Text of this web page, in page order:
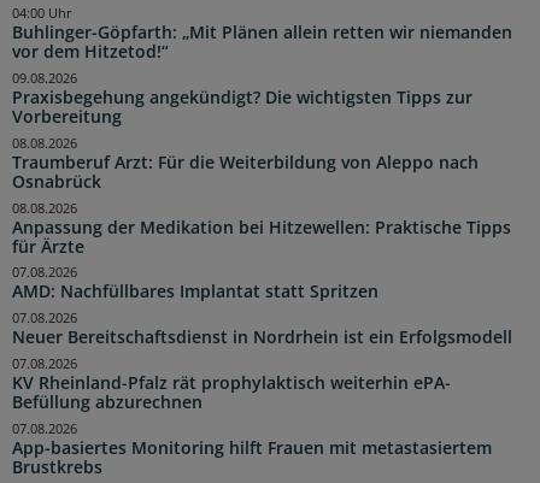
Buhlinger-Göpfarth: „Mit Plänen allein retten wir niemanden
vor dem Hitzetod!“
04:00 Uhr
Praxisbegehung angekündigt? Die wichtigsten Tipps zur
Vorbereitung
09.08.2026
Traumberuf Arzt: Für die Weiterbildung von Aleppo nach
Osnabrück
08.08.2026
Anpassung der Medikation bei Hitzewellen: Praktische Tipps
für Ärzte
08.08.2026
AMD: Nachfüllbares Implantat statt Spritzen
07.08.2026
Neuer Bereitschaftsdienst in Nordrhein ist ein Erfolgsmodell
07.08.2026
KV Rheinland-Pfalz rät prophylaktisch weiterhin ePA-
Befüllung abzurechnen
07.08.2026
App-basiertes Monitoring hilft Frauen mit metastasiertem
Brustkrebs
07.08.2026